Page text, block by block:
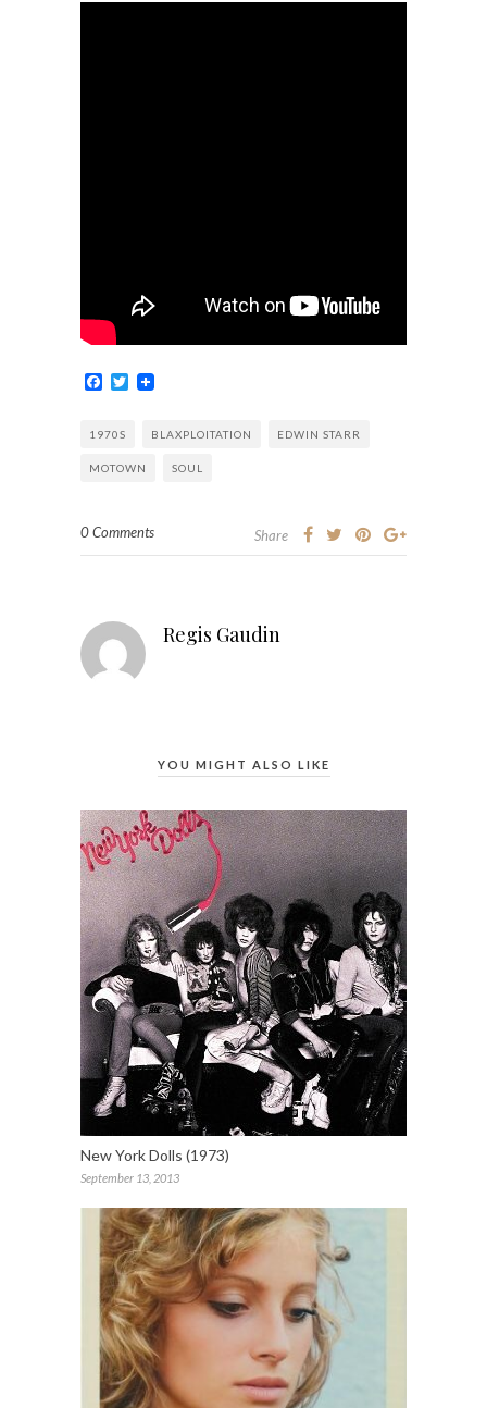
Facebook
Twitter
1970S BLAXPLOITATION EDWIN STARR
MOTOWN SOUL
0 Comments Share
Regis Gaudin
YOU MIGHT ALSO LIKE
New York Dolls (1973)
September 13, 2013